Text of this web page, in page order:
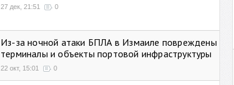
27 дек, 21:51 0
Из-за ночной атаки БПЛА в Измаиле повреждены
терминалы и объекты портовой инфраструктуры
22 окт, 15:01 0